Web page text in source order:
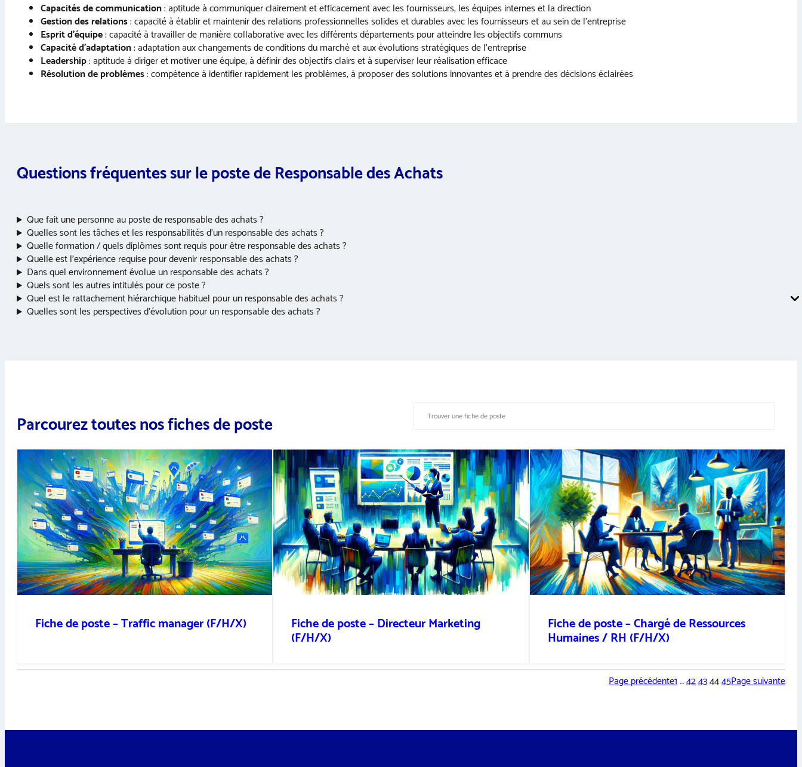
Capacités de communication: aptitude à communiquer clairement et efficacement avec les fournisseurs, les équipes internes et la direction
Gestion des relations: capacité à établir et maintenir des relations professionnelles solides et durables avec les fournisseurs et au sein de l’entreprise
Esprit d’équipe: capacité à travailler de manière collaborative avec les différents départements pour atteindre les objectifs communs
Capacité d’adaptation: adaptation aux changements de conditions du marché et aux évolutions stratégiques de l’entreprise
Leadership: aptitude à diriger et motiver une équipe, à définir des objectifs clairs et à superviser leur réalisation efficace
Résolution de problèmes: compétence à identifier rapidement les problèmes, à proposer des solutions innovantes et à prendre des décisions éclairées
Questions fréquentes sur le poste de Responsable des Achats
Que fait une personne au poste de responsable des achats ?
Quelles sont les tâches et les responsabilités d’un responsable des achats ?
Quelle formation / quels diplômes sont requis pour être responsable des achats ?
Quelle est l’expérience requise pour devenir responsable des achats ?
Dans quel environnement évolue un responsable des achats ?
Quels sont les autres intitulés pour ce poste ?
Quel est le rattachement hiérarchique habituel pour un responsable des achats ?
Quelles sont les perspectives d’évolution pour un responsable des achats ?
Parcourez toutes nos fiches de poste
Fiche de poste – Traffic manager (F/H/X) Fiche de poste – Directeur Marketing
(F/H/X)
Fiche de poste – Chargé de Ressources
Humaines / RH (F/H/X)
Page précédente1…42434445Page suivante